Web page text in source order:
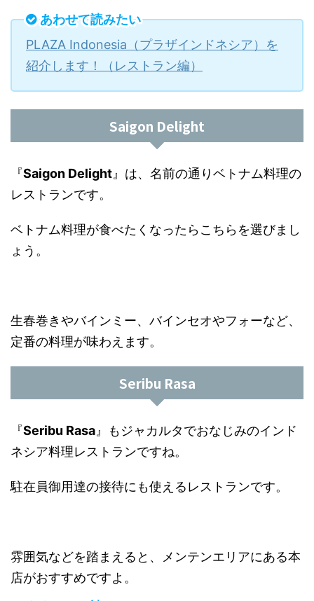
あわせて読みたい
PLAZA Indonesia（プラザインドネシア）を
紹介します！（レストラン編）
Saigon Delight
『Saigon Delight 』は、名前の通りベトナム料理の
レストランです。
ベトナム料理が食べたくなったらこちらを選びまし
ょう。
生春巻きやバインミー、バインセオやフォーなど、
定番の料理が味わえます。
Seribu Rasa
『Seribu Rasa 』もジャカルタでおなじみのインド
ネシア料理レストランですね。
駐在員御用達の接待にも使えるレストランです。
雰囲気などを踏まえると、メンテンエリアにある本
店がおすすめですよ。